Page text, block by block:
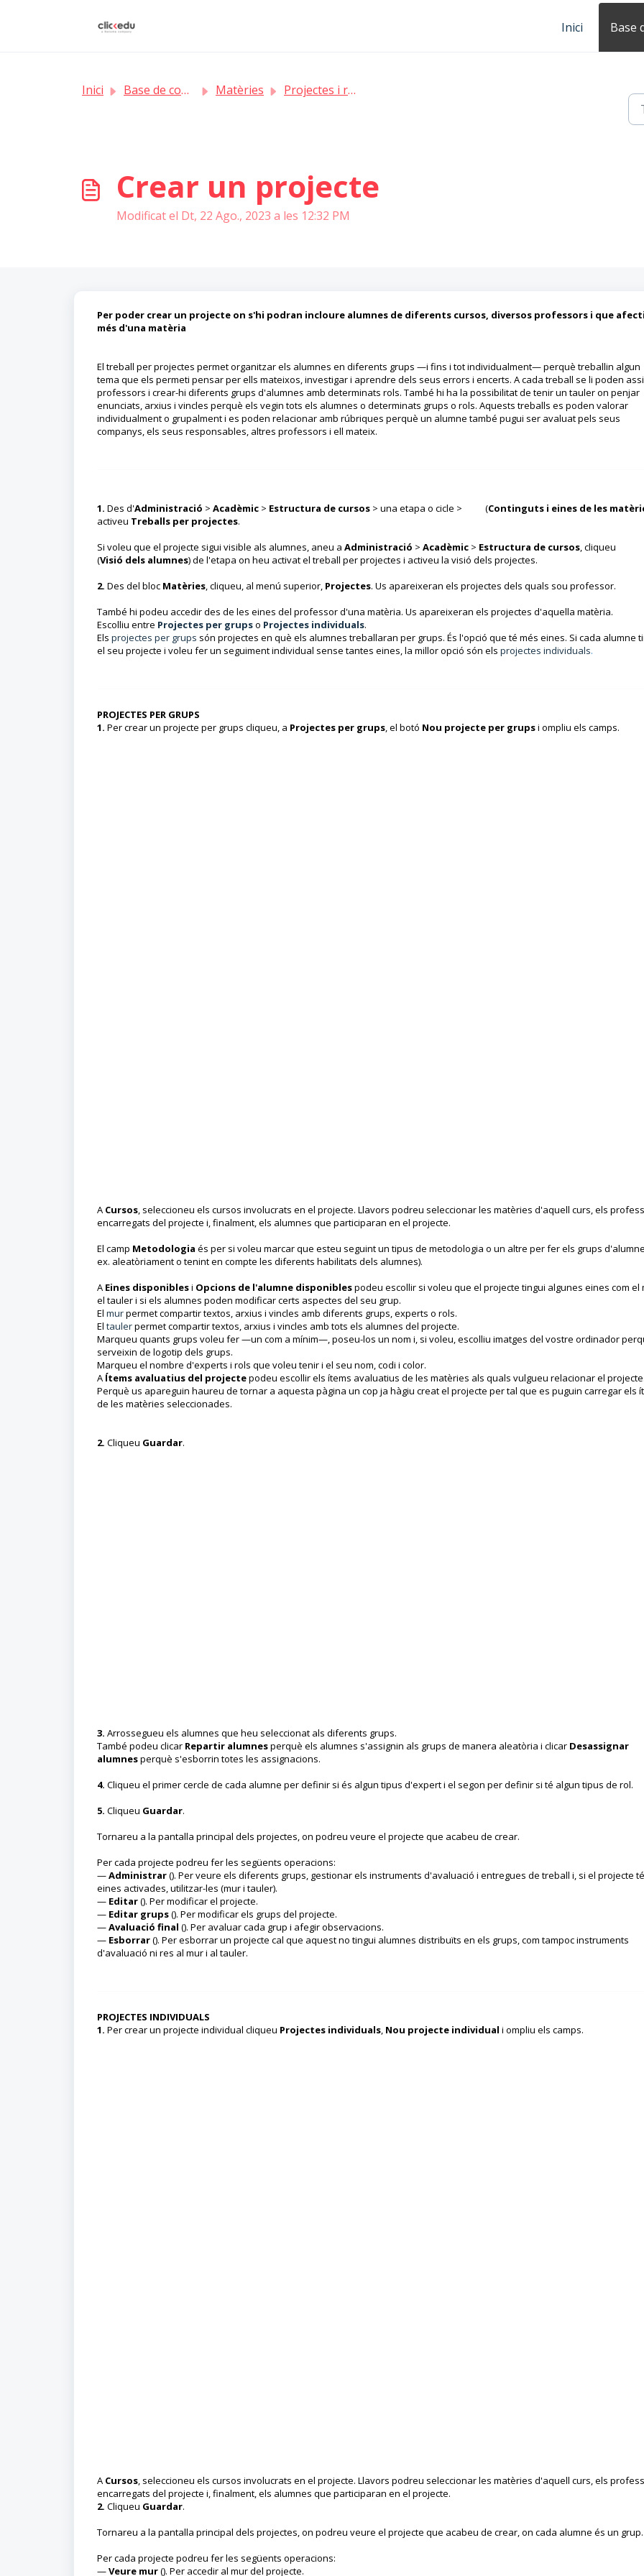
Inici
Base
Inici Base de coneixement Matèries Projectes i rúbriques
Crear un projecte
Modificat el Dt, 22 Ago., 2023 a les 12:32 PM
Per poder crear un projecte on s'hi podran incloure alumnes de diferents cursos, diversos professors i que
més d'una matèria
El treball per projectes permet organitzar els alumnes en diferents grups —i fins i tot individualment— perquè treballin algun
tema que els permeti pensar per ells mateixos, investigar i aprendre dels seus errors i encerts. A cada treball se li poden
professors i crear-hi diferents grups d'alumnes amb determinats rols. També hi ha la possibilitat de tenir un tauler on penjar
enunciats, arxius i vincles perquè els vegin tots els alumnes o determinats grups o rols. Aquests treballs es poden valorar
individualment o grupalment i es poden relacionar amb rúbriques perquè un alumne també pugui ser avaluat pels seus
companys, els seus responsables, altres professors i ell mateix.
1. Des d'Administració > Acadèmic > Estructura de cursos > una etapa o cicle > (Continguts i eines de les
activeu Treballs per projectes.
Si voleu que el projecte sigui visible als alumnes, aneu a Administració > Acadèmic > Estructura de cursos, cliqueu
(Visió dels alumnes) de l'etapa on heu activat el treball per projectes i activeu la visió dels projectes.
2. Des del bloc Matèries, cliqueu, al menú superior, Projectes. Us apareixeran els projectes dels quals sou professor.
També hi podeu accedir des de les eines del professor d'una matèria. Us apareixeran els projectes d'aquella matèria.
Escolliu entre Projectes per grupso Projectes individuals.
Els projectes per grups són projectes en què els alumnes treballaran per grups. És l'opció que té més eines. Si cada alumne
el seu projecte i voleu fer un seguiment individual sense tantes eines, la millor opció són els projectes individuals.
PROJECTES PER GRUPS
1. Per crear un projecte per grups cliqueu, a Projectes per grups, el botó Nou projecte per grupsi ompliu els camps.
A Cursos, seleccioneu els cursos involucrats en el projecte. Llavors podreu seleccionar les matèries d'aquell curs, els
encarregats del projecte i, finalment, els alumnes que participaran en el projecte.
El camp Metodologia és per si voleu marcar que esteu seguint un tipus de metodologia o un altre per fer els grups
ex. aleatòriament o tenint en compte les diferents habilitats dels alumnes).
A Eines disponiblesi Opcions de l'alumne disponiblespodeu escollir si voleu que el projecte tingui algunes eines com el
el tauler i si els alumnes poden modificar certs aspectes del seu grup.
El murpermet compartir textos, arxius i vincles amb diferents grups, experts o rols.
El taulerpermet compartir textos, arxius i vincles amb tots els alumnes del projecte.
Marqueu quants grups voleu fer —un com a mínim—, poseu-los un nom i, si voleu, escolliu imatges del vostre ordinador
serveixin de logotip dels grups.
Marqueu el nombre d'experts i rols que voleu tenir i el seu nom, codi i color.
A Ítems avaluatius del projectepodeu escollir els ítems avaluatius de les matèries als quals vulgueu relacionar el
Perquè us apareguin haureu de tornar a aquesta pàgina un cop ja hàgiu creat el projecte per tal que es puguin carregar els
de les matèries seleccionades.
2. Cliqueu Guardar.
3. Arrossegueu els alumnes que heu seleccionat als diferents grups.
També podeu clicar Repartir alumnesperquè els alumnes s'assignin als grups de manera aleatòria i clicar Desassignar
alumnesperquè s'esborrin totes les assignacions.
4. Cliqueu el primer cercle de cada alumne per definir si és algun tipus d'expert i el segon per definir si té algun tipus de rol.
5. Cliqueu Guardar.
Tornareu a la pantalla principal dels projectes, on podreu veure el projecte que acabeu de crear.
Per cada projecte podreu fer les següents operacions:
—Administrar(). Per veure els diferents grups, gestionar els instruments d'avaluació i entregues de treball i, si el projecte té
eines activades, utilitzar-les (mur i tauler).
— Editar(). Per modificar el projecte.
— Editar grups(). Per modificar els grups del projecte.
—Avaluació final (). Per avaluar cada grup i afegir observacions.
— Esborrar(). Per esborrar un projecte cal que aquest no tingui alumnes distribuïts en els grups, com tampoc instruments
d'avaluació ni res al mur i al tauler.
PROJECTES INDIVIDUALS
1. Per crear un projecte individual cliqueu Projectes individuals, Nou projecte individual i ompliu els camps.
A Cursos, seleccioneu els cursos involucrats en el projecte. Llavors podreu seleccionar les matèries d'aquell curs, els
encarregats del projecte i, finalment, els alumnes que participaran en el projecte.
2. Cliqueu Guardar.
Tornareu a la pantalla principal dels projectes, on podreu veure el projecte que acabeu de crear, on cada alumne és un grup.
Per cada projecte podreu fer les següents operacions:
—Veure mur(). Per accedir al mur del projecte.